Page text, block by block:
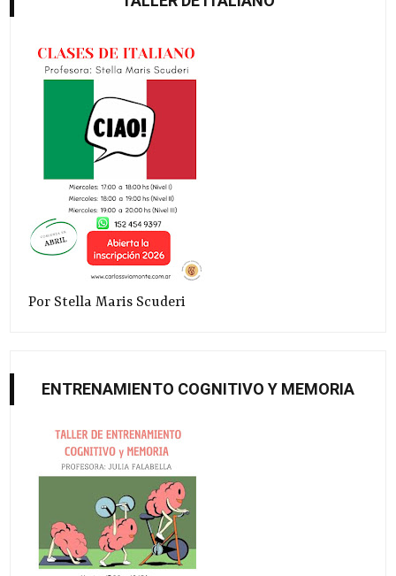
Por Stella Maris Scuderi
ENTRENAMIENTO COGNITIVO Y MEMORIA